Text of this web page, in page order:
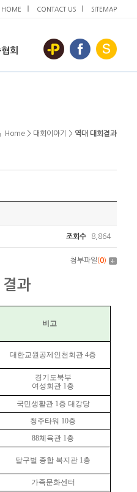
HOME CONTACT US SITEMAP
회
Home > 대회이야기 > 역대 대회결과
조회수 8,864
첨부파일(0)
과
비고
대한교원공제 인천회관 4층
경기도북부
여성회관 1층
국민생활관 1층 대강당
청주타워 10층
88체육관 1층
달구벌 종합 복지관 1층
가족문화센터